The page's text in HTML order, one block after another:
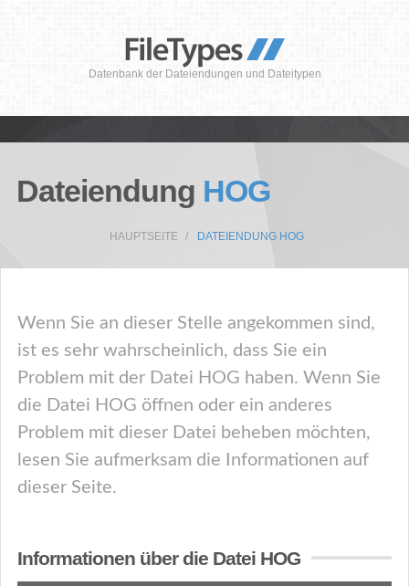
Datenbank der Dateiendungen und Dateitypen
Dateiendung HOG
HAUPTSEITE DATEIENDUNG HOG
Wenn Sie an dieser Stelle angekommen sind,
ist es sehr wahrscheinlich, dass Sie ein
Problem mit der Datei HOG haben. Wenn Sie
die Datei HOG öffnen oder ein anderes
Problem mit dieser Datei beheben möchten,
lesen Sie aufmerksam die Informationen auf
dieser Seite.
Informationen über die Datei HOG